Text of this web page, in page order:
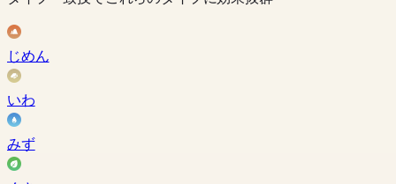
じめん
いわ
みず